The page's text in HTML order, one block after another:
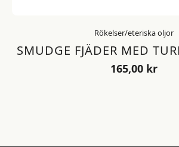
Rökelser/eteriska oljor
SMUDGE FJÄDER MED
165,00 kr